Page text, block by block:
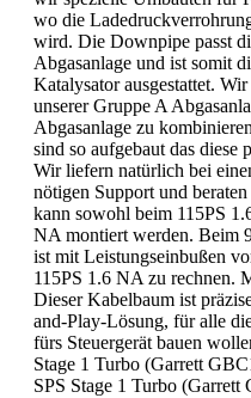
wo die
wird. Die Downpipe passt
Abgasanlage und ist somit
Katalysator ausgestattet.
unserer Gruppe A
Abgasanlage zu
sind so aufgebaut das diese
Wir liefern natürlich bei
nötigen Support und
kann sowohl beim 115PS
NA montiert werden. Beim
ist mit Leistungseinbußen
115PS 1.6 NA zu rechnen.
Dieser Kabelbaum ist
and-Play-Lösung, für alle
fürs Steuergerät bauen
Stage 1 Turbo (Garrett
SPS Stage 1 Turbo